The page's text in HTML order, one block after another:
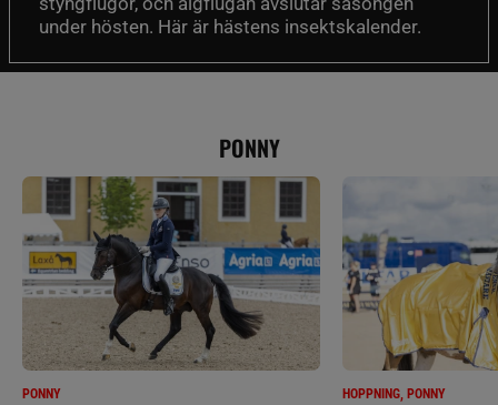
under hösten. Här är hästens insektskalender.
PONNY
PONNY HOPPNING, PONNY